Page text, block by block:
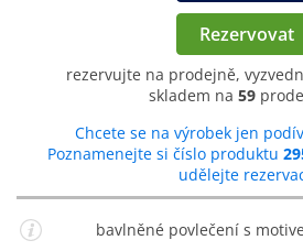
Rezervovat
rezervujte na prodejně,
skladem na 59
Chcete se na výrobek jen
Poznamenejte si číslo produktu
udělejte
bavlněné povlečení s